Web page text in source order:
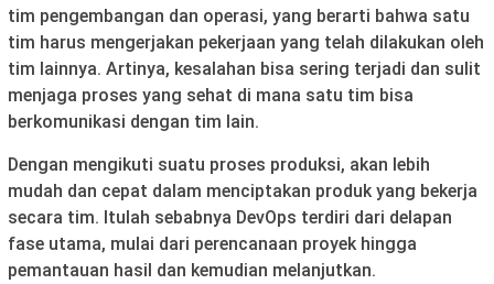
tim pengembangan dan operasi, yang berarti bahwa satu
tim harus mengerjakan pekerjaan yang telah dilakukan oleh
tim lainnya. Artinya, kesalahan bisa sering terjadi dan sulit
menjaga proses yang sehat di mana satu tim bisa
berkomunikasi dengan tim lain.
Dengan mengikuti suatu proses produksi, akan lebih
mudah dan cepat dalam menciptakan produk yang bekerja
secara tim. Itulah sebabnya DevOps terdiri dari delapan
fase utama, mulai dari perencanaan proyek hingga
pemantauan hasil dan kemudian melanjutkan.